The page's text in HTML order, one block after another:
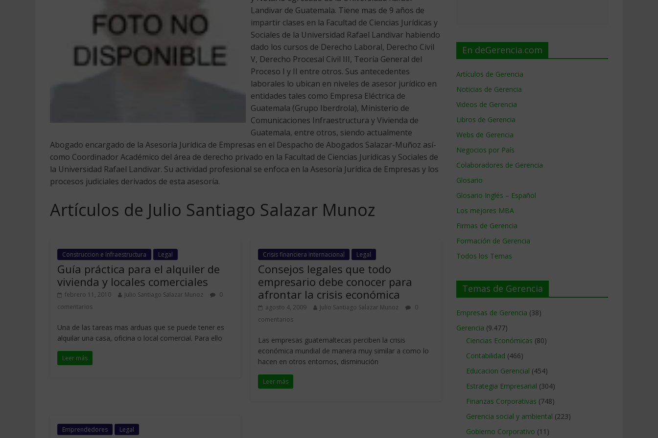
Landivar de Guatemala. Tiene mas de 9 años de
impartir clases en la Facultad de Ciencias Jurídicas y
Sociales de la Universidad Rafael Landivar habiendo
dado los cursos de Derecho Laboral, Derecho Civil
V, Derecho Procesal Civil III, Teoría General del
Proceso I y II entre otros. Sus antecedentes
laborales lo ubican en niveles de asesor jurídico en
entidades tales como Empresa Eléctrica de
Guatemala (Grupo Iberdrola), Ministerio de
Comunicaciones Infraestructura y Vivienda de
Guatemala, entre otros, siendo actualmente
Abogado encargado de la Asesoría Jurídica de Empresas en el Despacho de Abogados Salazar-Muñoz así­
como Coordinador Académico del área de derecho privado en la Facultad de Ciencias Jurídicas y Sociales de
la Universidad Rafael Landivar. Su actividad profesional se enfoca en la Asesoría Jurídica de Empresas y los
procesos judiciales derivados de esta asesoría.
Artículos de Julio Santiago Salazar Munoz
Construccion e Infraestructura Legal
Guía práctica para el alquiler de
vivienda y locales comerciales
febrero 11, 2010 Julio Santiago Salazar Munoz
0
comentarios
Una de las tareas mas arduas que se puede tener es
alquilar una casa, oficina o local comercial. Para ello
Leer más
Crisis financiera internacional Legal
Consejos legales que todo
empresario debe conocer para
afrontar la crisis económica
agosto 4, 2009 Julio Santiago Salazar Munoz
0
comentarios
Las empresas guatemaltecas perciben la crisis
económica mundial de manera muy similar a como lo
hacen en otros entornos, disminución
Leer más
Emprendedores Legal
En deGerencia.com
Artículos de Gerencia
Noticias de Gerencia
Videos de Gerencia
Libros de Gerencia
Webs de Gerencia
Negocios por País
Colaboradores de Gerencia
Glosario
Glosario Inglés – Español
Los mejores MBA
Firmas de Gerencia
Formación de Gerencia
Todos los Temas
Temas de Gerencia
Empresas de Gerencia (38)
Gerencia (9.477)
Ciencias Económicas (80)
Contabilidad (466)
Educacion Gerencial (454)
Estrategia Empresarial (304)
Finanzas Corporativas (748)
Gerencia social y ambiental (223)
Gobierno Corporativo (11)